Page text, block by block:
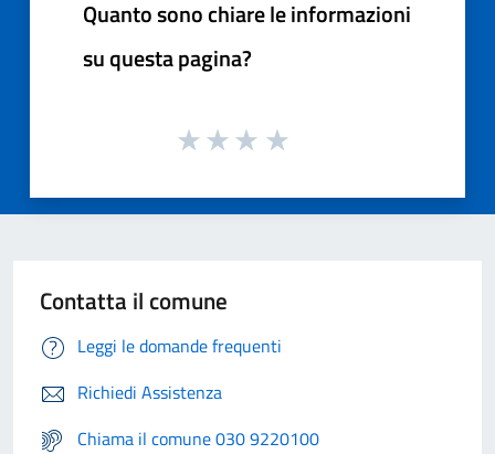
Quanto sono chiare le informazioni
su questa pagina?
Contatta il comune
Leggi le domande frequenti
Richiedi Assistenza
Chiama il comune 030 9220100